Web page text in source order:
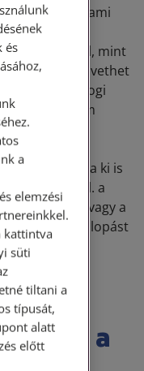
valamit, ami
kauciót,
az elvétel, mint
nem követhet
polgári jogi
jár el, de nem
véli a
vagy
Még ha ki is
volt igaza (pl. a
vagy a
a kauciót) lopást
a
és
a
elemzési
kattintva
süti
tiltani a
típusát,
alatt
előtt